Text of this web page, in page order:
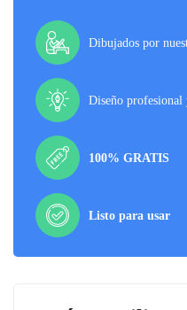
Dibujados por
Diseño profesional
100% GRATIS
Listo para usar